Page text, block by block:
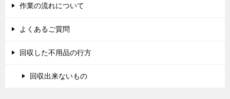
作業の流れについて
よくあるご質問
回収した不用品の行方
回収出来ないもの